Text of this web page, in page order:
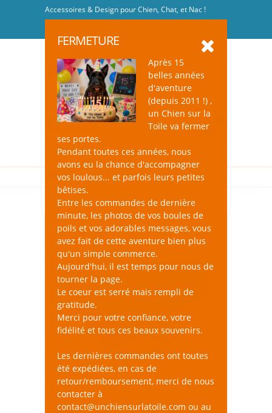
Accessoires & Design pour Chien, Chat, et Nac !
FERMETURE
Après 15
belles années
d'aventure
(depuis 2011 !) ,
un Chien sur la
Toile va fermer
ses portes.
Pendant toutes ces années, nous
avons eu la chance d'accompagner
vos loulous... et parfois leurs petites
bêtises.
Entre les commandes de dernière
minute, les photos de vos boules de
poils et vos adorables messages, vous
avez fait de cette aventure bien plus
qu'un simple commerce.
Aujourd'hui, il est temps pour nous de
tourner la page.
Le coeur est serré mais rempli de
gratitude.
Merci pour votre confiance, votre
fidélité et tous ces beaux souvenirs.
Les dernières commandes ont toutes
été expédiées, en cas de
retour/remboursement, merci de nous
contacter à
contact@unchiensurlatoile.com ou au